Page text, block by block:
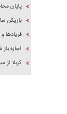
پایان
بازیکن
فریاد‌ها
اجازه
کربلا از